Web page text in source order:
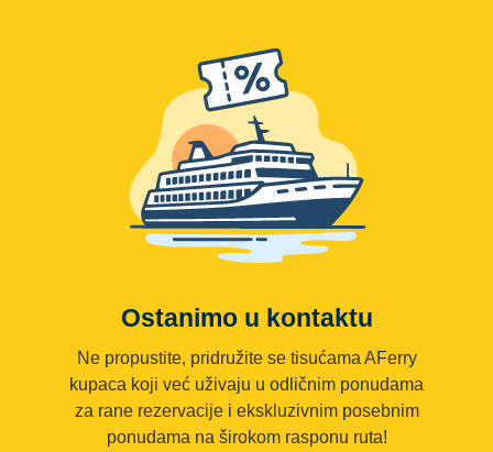
Ostanimo u kontaktu
Ne propustite, pridružite se tisućama AFerry
kupaca koji već uživaju u odličnim ponudama
za rane rezervacije i ekskluzivnim posebnim
ponudama na širokom rasponu ruta!